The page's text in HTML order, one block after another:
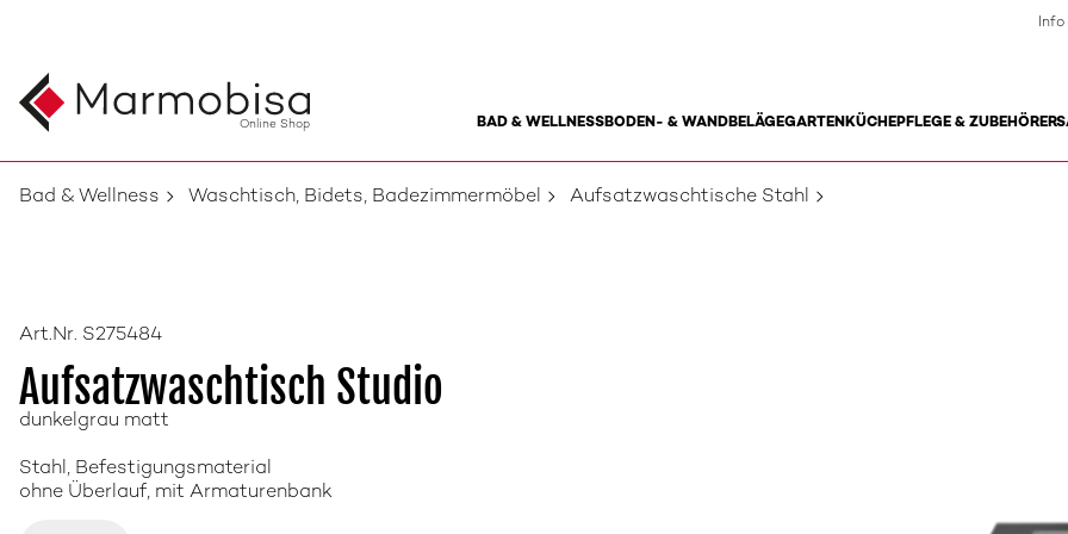
Online Shop BAD & WELLNESSBODEN- & WANDBELÄGEGARTENKÜCHEPFLEGE & ZUBEHÖR
Info
Bad & Wellness Waschtisch, Bidets, Badezimmermöbel Aufsatzwaschtische Stahl
Art.Nr. S275484
Aufsatzwaschtisch Studio
dunkelgrau matt
Stahl, Befestigungsmaterial
ohne Überlauf, mit Armaturenbank